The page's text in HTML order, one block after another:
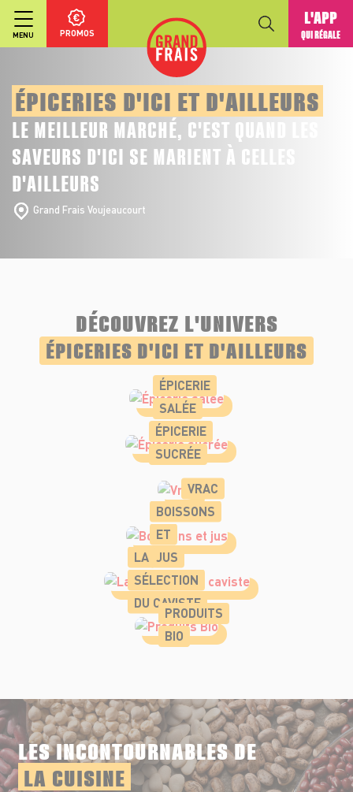
MENU PROMOS
L'APP
QUI RÉGALE
ÉPICERIES D'ICI ET D'AILLEURS
LE MEILLEUR MARCHÉ, C'EST QUAND LES
SAVEURS D'ICI SE MARIENT À CELLES
D'AILLEURS
Grand Frais Voujeaucourt
DÉCOUVREZ L'UNIVERS
ÉPICERIES D'ICI ET D'AILLEURS
ÉPICERIE
SALÉE
ÉPICERIE
SUCRÉE
VRAC
BOISSONS
ET
JUS
LA
SÉLECTION
DU CAVISTE
PRODUITS
BIO
LES INCONTOURNABLES DE
LA CUISINE